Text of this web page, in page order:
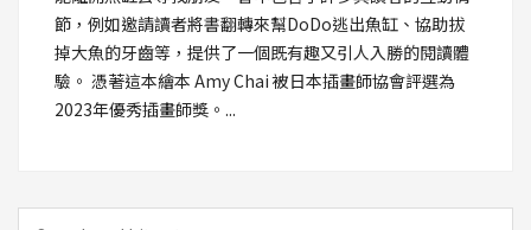
節，例如邀請讀者將書翻轉來幫DoDo逃出魚缸、協助拔
掉大魚的牙齒等，提供了一個既有趣又引人入勝的閱讀體
驗。 憑著這本繪本 Amy Chai 被日本插畫師協會評選為
2023年優秀插畫師獎。...